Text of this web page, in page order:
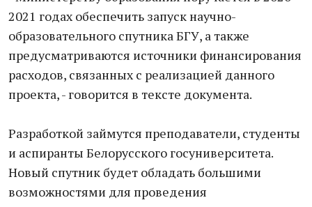
2021 годах обеспечить запуск научно-
образовательного спутника БГУ, а также
предусматриваются источники финансирования
расходов, связанных с реализацией данного
проекта, - говорится в тексте документа.
Разработкой займутся преподаватели, студенты
и аспиранты Белорусского госуниверситета.
Новый спутник будет обладать большими
возможностями для проведения